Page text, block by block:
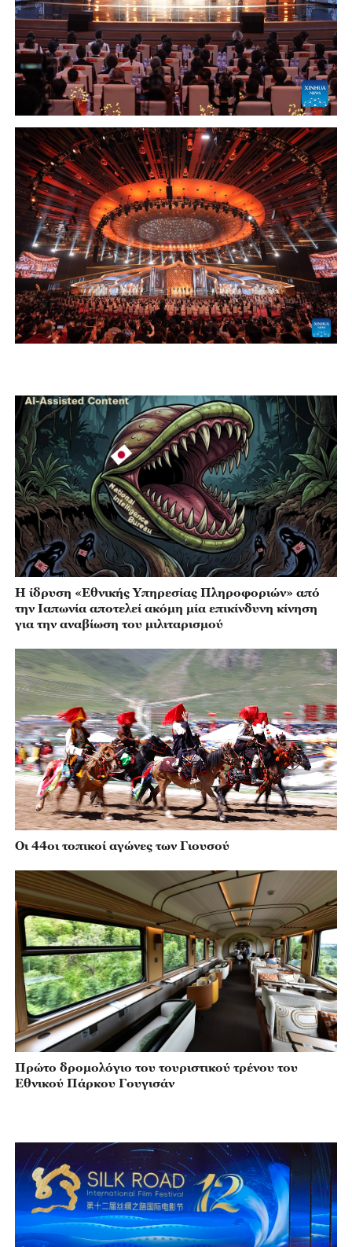
Η ίδρυση «Εθνικής Υπηρεσίας Πληροφοριών» από
την Ιαπωνία αποτελεί ακόμη μία επικίνδυνη κίνηση
για την αναβίωση του μιλιταρισμού
Οι 44οι τοπικοί αγώνες των Γιουσού
Πρώτο δρομολόγιο του τουριστικού τρένου του
Εθνικού Πάρκου Γουγισάν